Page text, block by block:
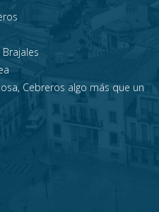
Cebreros algo más que un